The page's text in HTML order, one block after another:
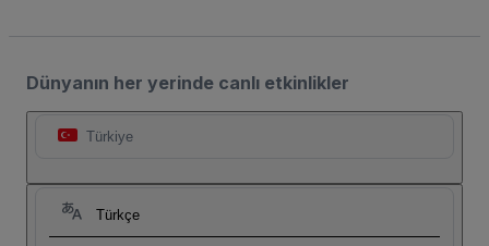
Dünyanın her yerinde canlı etkinlikler
Türkiye
Türkçe